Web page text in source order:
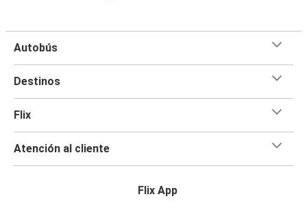
Autobús
Destinos
Flix
Atención al cliente
Flix App